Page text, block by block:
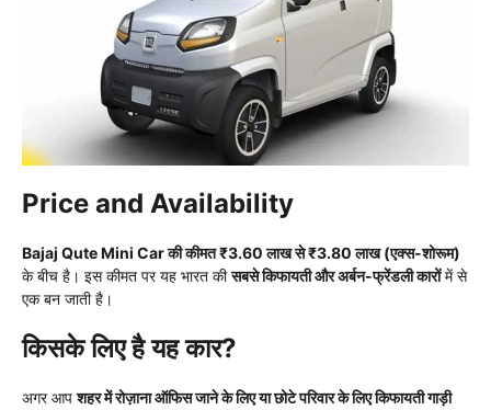
Price and Availability
Bajaj Qute Mini Car की कीमत ₹3.60 लाख से ₹3.80 लाख (एक्स-शोरूम)
के बीच है। इस कीमत पर यह भारत कीसबसे किफायती और अर्बन-फ्रेंडली कारोंमें से
एक बन जाती है।
किसके लिए है यह कार?
अगर आपशहर में रोज़ाना ऑफिस जाने के लिए या छोटे परिवार के लिए किफायती गाड़ी